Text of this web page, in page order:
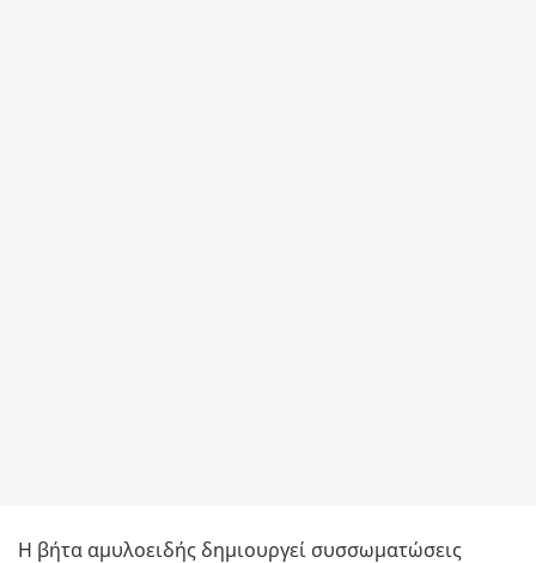
Η βήτα αμυλοειδής δημιουργεί συσσωματώσεις